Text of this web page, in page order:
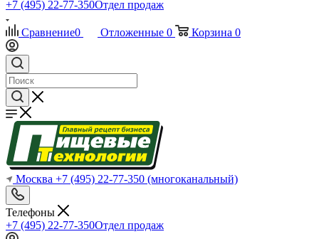
+7 (495) 22-77-350Отдел продаж
Сравнение0 Отложенные 0 Корзина 0
Москва +7 (495) 22-77-350 (многоканальный)
Телефоны
+7 (495) 22-77-350Отдел продаж